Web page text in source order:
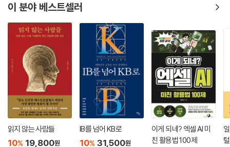
이 분야 베스트셀러
읽지 않는 사람들
10% 19,800원
IB를 넘어 KB로
10% 31,500원
이게 되네? 엑셀 AI 미
친 활용법 100제